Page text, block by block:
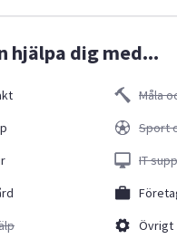
hjälpa dig med...
Måla
Sport
IT
Övrigt